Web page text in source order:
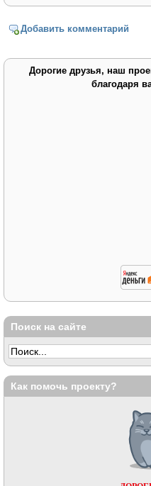
Добавить комментарий
Дорогие друзья, наш
благодаря
Поиск на сайте
Как помочь проекту?